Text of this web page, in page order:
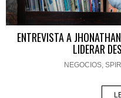
ENTREVISTA A
LIDERAR
NEGOCIOS,